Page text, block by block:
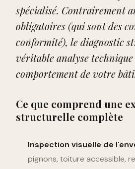
spécialisé. Contrairement
obligatoires (qui sont des
conformité), le diagnostic
véritable analyse
comportement de votre
Ce que comprend une
structurelle complète
Inspection visuelle de
pignons, toiture accessible,